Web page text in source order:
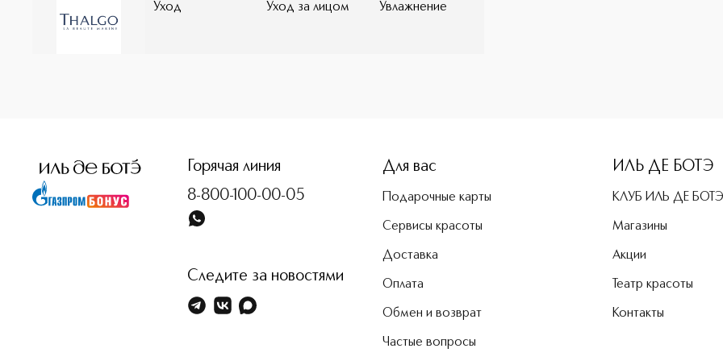
Уход Уход за лицом Увлажнение
Горячая линия
8-800-100-00-05
Следите за новостями
Для вас
Подарочные карты
Сервисы красоты
Доставка
Оплата
Обмен и возврат
Частые вопросы
ИЛЬ ДЕ БОТЭ
КЛУБ ИЛЬ ДЕ БОТЭ
Магазины
Акции
Театр красоты
Контакты